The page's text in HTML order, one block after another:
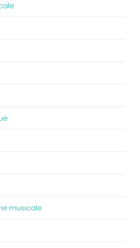
musicale